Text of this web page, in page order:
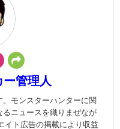
管理人
モンスターハンターに関
ニュースを織りまぜなが
イト広告の掲載により収益